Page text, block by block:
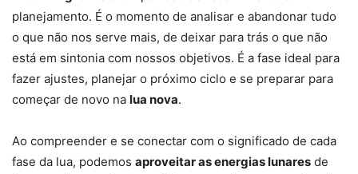
planejamento. É o momento de analisar e abandonar tudo
o que não nos serve mais, de deixar para trás o que não
está em sintonia com nossos objetivos. É a fase ideal para
fazer ajustes, planejar o próximo ciclo e se preparar para
começar de novo na lua nova.
Ao compreender e se conectar com o significado de cada
fase da lua, podemos aproveitar as energias lunares de